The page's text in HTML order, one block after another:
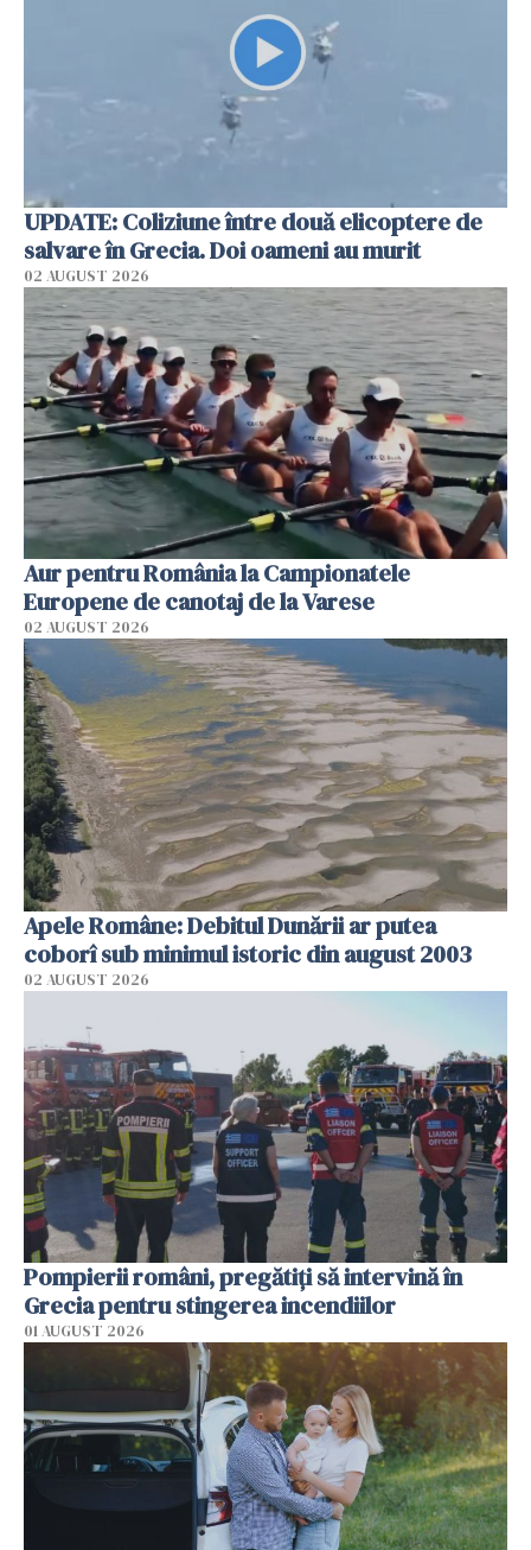
UPDATE: Coliziune între două elicoptere de
salvare în Grecia. Doi oameni au murit
02 AUGUST 2026
Aur pentru România la Campionatele
Europene de canotaj de la Varese
02 AUGUST 2026
Apele Române: Debitul Dunării ar putea
coborî sub minimul istoric din august 2003
02 AUGUST 2026
Pompierii români, pregătiţi să intervină în
Grecia pentru stingerea incendiilor
01 AUGUST 2026